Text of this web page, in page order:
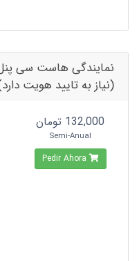
(نیاز به تایید هویت
132,000 تومان
Semi-Anual